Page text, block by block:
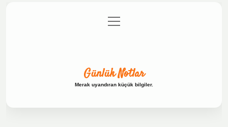
Gizlilik Politikası
menüyü
aç
Günlük Notlar
Merak uyandıran küçük bilgiler.